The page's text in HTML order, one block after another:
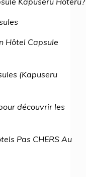
Hôtel Capsule
(Kapuseru
découvrir les
Pas CHERS Au